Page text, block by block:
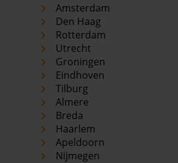
Amsterdam
Den Haag
Rotterdam
Utrecht
Groningen
Eindhoven
Tilburg
Almere
Breda
Haarlem
Apeldoorn
Nijmegen